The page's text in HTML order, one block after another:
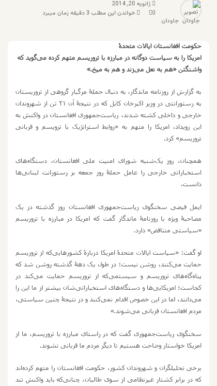
جاودان
ژانویه 20, 2014
0
خواندن این مطلب 3 دقیقه زمان میبرد
حکومت افغانستان ایالات متحدۀ
امریکا را به سیاست دوگانه در مبارزه با تروریسم متهم کرده میگوید که
واشنگتن «هم به نعل میزند و هم به میخ.»
به گزارش از روزنامه ماندگار، به دنبال حملۀ مرگبار گروهی از تروریستان
به رستورانتی در وزیر اکبرخان کابل که در نتیجۀ آن ۲۱ تن از شهروندان
خارجی و داخلی کشته‌ شدند، ریاستجمهوری افغانستان در واکنش به
این رویداد، امریکا را متهم به «روابط استراتژیک با ترویسم و قربانی
تروریسم» کرد.
همچنان، روز یکشنبه شورای امنیت ملی افغانستان، دستگاههای
استخباراتی خارجی را عامل حملۀ روز جمعه بر رستورانت لبنانیها
دانست.
ایمل فیضی سخنگوی ریاستجمهوری افغانستان روز گذشته در یک
مصاحبۀ ویژه با روزنامۀ ماندگار گفت که امریکا در مبارزه با تروریسم
«سیاستی متناقض» دارد.
او گفت: «سیاست ایالات متحدۀ امریکا دربارۀ کشورهایی‌که از تروریسم
حمایت میکنند، روشن نیست؛ در طول یک دهۀ گذشته روشن شد که
پناهگاههای تروریسم و سیستمی‌که از تروریسم حمایت میکند در
کجاست؛ امریکاییها و دستگاههای استخباراتیشان بیشتر از ما این را
میدانند، اما در این خصوص اقدام نمیکنند و در نتیجۀ چنین سیاستی،
مردم افغانستان قربانی می‏شوند.»
سخنگوی ریاست‏جمهوری گفت که در راستای مبارزه با تروریسم، ما از
امریکا خواستار وضاحت هستیم تا دیگر مردم ما قربانی نشوند.
برخی تحلیلگران و شهروندان کشور، حکومت افغانستان را متهم کردهاند
که در برابر کشتار غیرنظامی از سوی طالبان، چنانی‌که باید واکنش تند